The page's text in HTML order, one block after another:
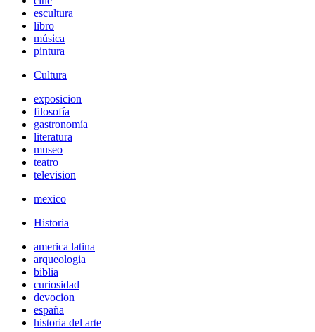
escultura
libro
música
pintura
Cultura
exposicion
filosofía
gastronomía
literatura
museo
teatro
television
mexico
Historia
america latina
arqueologia
biblia
curiosidad
devocion
españa
historia del arte